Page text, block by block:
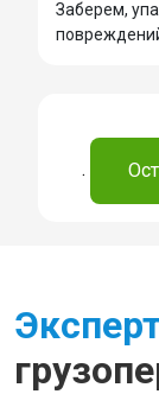
Заберем,
.